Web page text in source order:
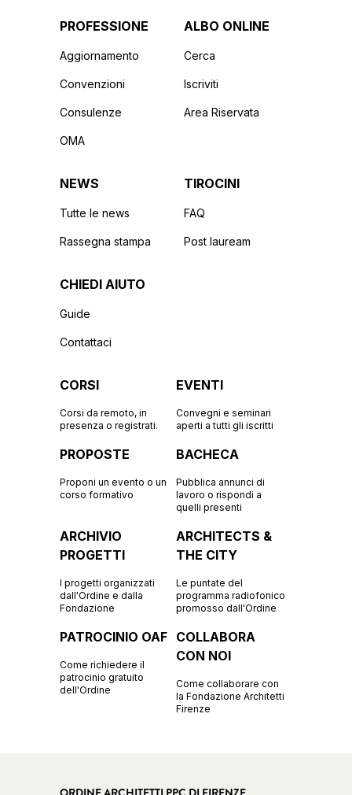
PROFESSIONE
Aggiornamento
Convenzioni
Consulenze
OMA
ALBO ONLINE
Cerca
Iscriviti
Area Riservata
NEWS
Tutte le news
Rassegna stampa
TIROCINI
FAQ
Post lauream
CHIEDI AIUTO
Guide
Contattaci
CORSI
Corsi da remoto, in
presenza o registrati.
EVENTI
Convegni e seminari
aperti a tutti gli iscritti
PROPOSTE
Proponi un evento o un
corso formativo
BACHECA
Pubblica annunci di
lavoro o rispondi a
quelli presenti
ARCHIVIO
PROGETTI
I progetti organizzati
dall'Ordine e dalla
Fondazione
ARCHITECTS &
THE CITY
Le puntate del
programma radiofonico
promosso dall'Ordine
PATROCINIO OAF
Come richiedere il
patrocinio gratuito
dell'Ordine
COLLABORA
CON NOI
Come collaborare con
la Fondazione Architetti
Firenze